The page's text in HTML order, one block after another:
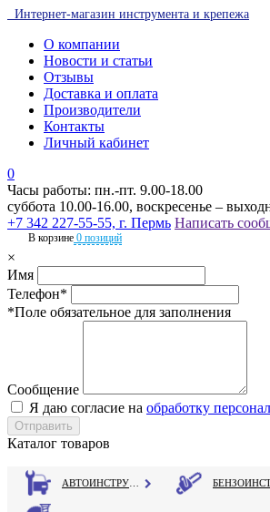
Интернет-магазин инструмента и крепежа
О компании
Новости и статьи
Отзывы
Доставка и оплата
Производители
Контакты
Личный кабинет
0
Часы работы: пн.-пт. 9.00-18.00
суббота 10.00-16.00, воскресенье –
+7 342 227-55-55, г. Пермь Написать
В корзине 0 позиций
×
Имя
Телефон*
*Поле обязательное для заполнения
Сообщение
Я даю согласие на обработку
Каталог товаров